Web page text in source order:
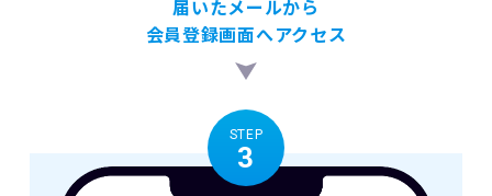
届いたメールから
会員登録画面へアクセス
STEP
3